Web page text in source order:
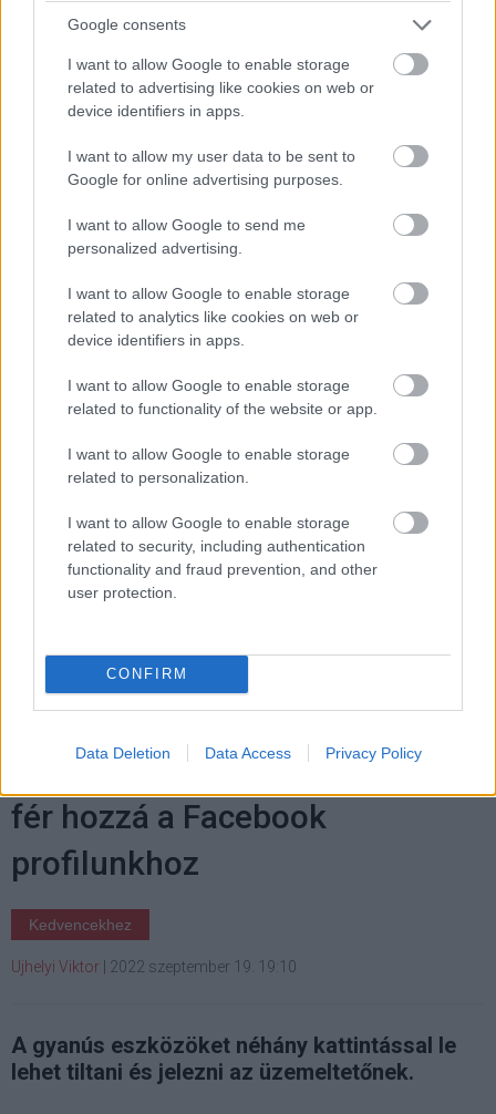
Google consents
I want to allow Google to enable storage
related to advertising like cookies on web or
device identifiers in apps.
I want to allow my user data to be sent to
Google for online advertising purposes.
I want to allow Google to send me
personalized advertising.
I want to allow Google to enable storage
related to analytics like cookies on web or
device identifiers in apps.
I want to allow Google to enable storage
related to functionality of the website or app.
I want to allow Google to enable storage
related to personalization.
I want to allow Google to enable storage
related to security, including authentication
functionality and fraud prevention, and other
user protection.
CONFIRM
Data Deletion Data Access Privacy Policy
A táp a beszámoló szerint 450 W-os lesz, a kártya
hűtéséről pedig három ventilátor fog gondoskodni.
megtudunk aGeForce Beyond Special Broadcast, ami az
Nvidia hivatalosTwitch-oldalán
is követhető lesz. A műsor magyar idő szerint
szeptember 20-án, kedd délután 5 órakor kezdődik.
Pulzusméréssel segíti a biztonságos mozgást az új
4 és egy 8 km-es egészségügyi tanösvény nyílt
Balatonalmádiban.
#lenovo #geforce rtx 4090
Így lehet könnyen ellenőrizni, ki
fér hozzá a Facebook
profilunkhoz
Kedvencekhez
Ujhelyi Viktor 2022 szeptember 19. 19:10
A gyanús eszközöket néhány kattintással le
lehet tiltani és jelezni az üzemeltetőnek.